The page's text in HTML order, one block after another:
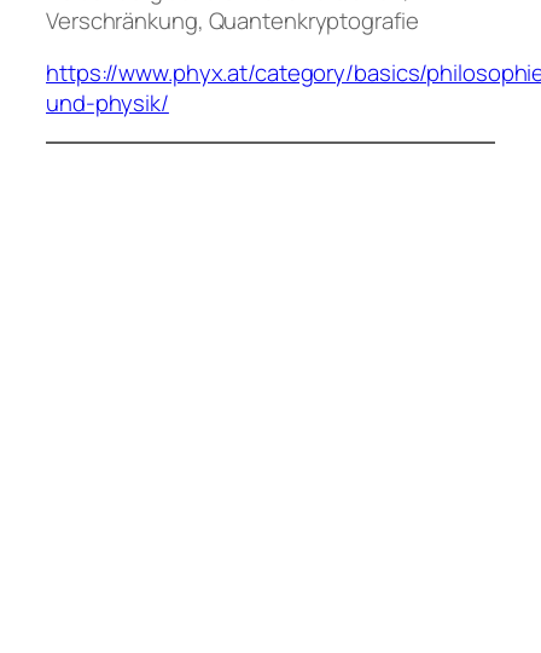
Verschränkung, Quantenkryptografie
https://www.phyx.at/category/basics/
und-physik/